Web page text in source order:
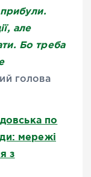
але
Бо треба
голова
по
мережі
з